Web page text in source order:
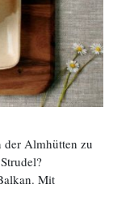
der Almhütten zu
Mit